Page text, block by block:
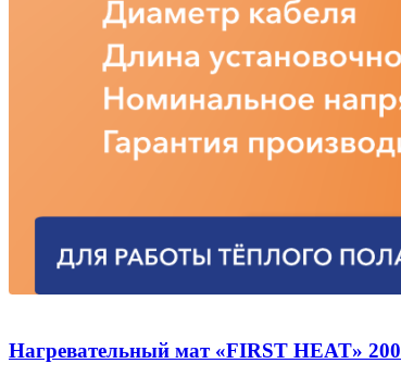
Нагревательный мат «FIRST HEAT» 200